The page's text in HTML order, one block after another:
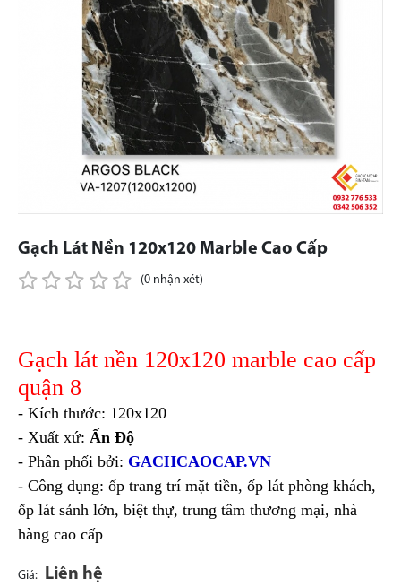
Gạch Lát Nền 120x120 Marble Cao Cấp
(0 nhận xét)
Gạch lát nền 120x120 marble cao cấp
quận 8
- Kích thước: 120x120
- Xuất xứ: Ấn Độ
- Phân phối bởi: GACHCAOCAP.VN
- Công dụng: ốp trang trí mặt tiền, ốp lát phòng khách,
ốp lát sảnh lớn, biệt thự, trung tâm thương mại, nhà
hàng cao cấp
Giá: Liên hệ